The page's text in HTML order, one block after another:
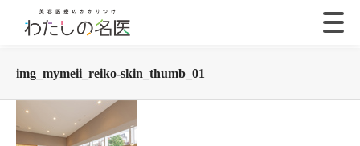
img_mymeii_reiko-skin_thumb_01